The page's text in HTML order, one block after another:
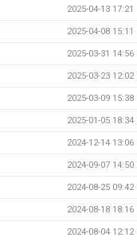
2025-04-13 17:21
2025-04-08 15:11
2025-03-31 14:56
2025-03-23 12:02
2025-03-09 15:38
2025-01-05 18:34
2024-12-14 13:06
2024-09-07 14:50
2024-08-25 09:42
2024-08-18 18:16
2024-08-04 12:12